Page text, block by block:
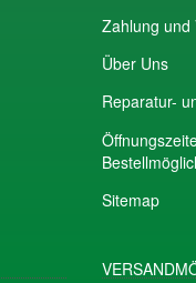
Zahlung und
Über Uns
Reparatur-
Sitemap